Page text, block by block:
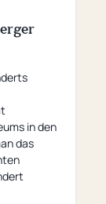
in den
das